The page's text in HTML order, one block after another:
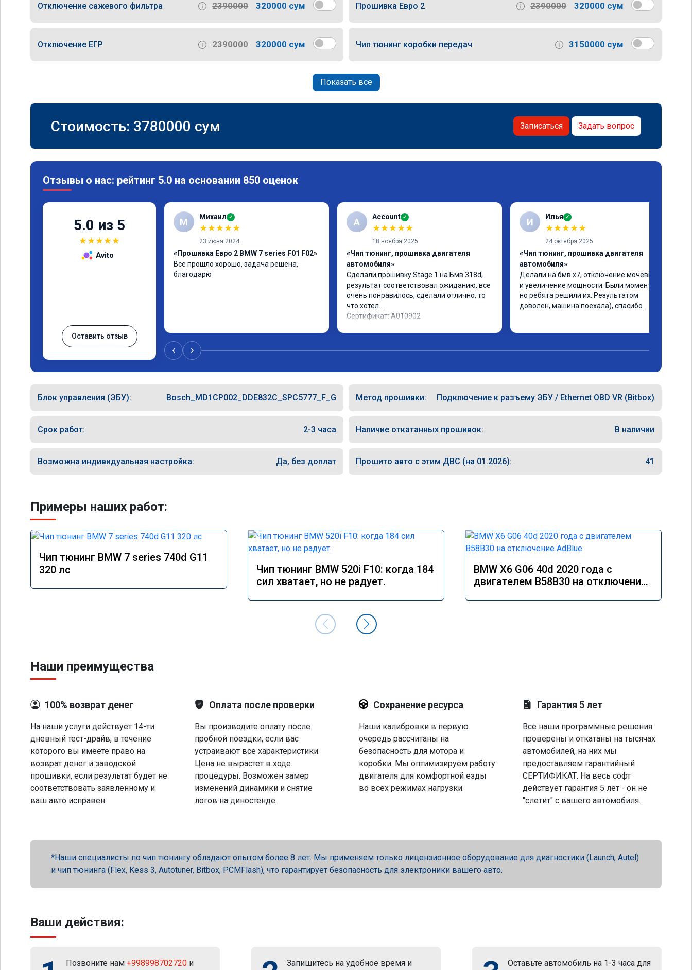
Отключение сажевого фильтра 2390000 320000 сум Прошивка Евро 2 2390000 320000 сум
Отключение ЕГР 2390000 320000 сум Чип тюнинг коробки передач 3150000 сум
Показать все
Стоимость: 3780000 сум Записаться Задать вопрос
Отзывы о нас: рейтинг 5.0 на основании 850 оценок
5.0 из 5
★★★★★
Avito
Оставить отзыв
М Михаил ✓
★★★★★
23 июня 2024
«Прошивка Евро 2 BMW 7 series F01 F02»
Все прошло хорошо, задача решена,
благодарю
A Account ✓
★★★★★
18 ноября 2025
«Чип тюнинг, прошивка двигателя
автомобиля»
Сделали прошивку Stage 1 на Бмв 318d,
результат соответствовал ожиданию, все
очень понравилось, сделали отлично, то
что хотел.
Сертификат: A010902
И Илья ✓
★★★★★
24 октября 2025
«Чип тюнинг, прошивка двигателя
автомобиля»
Делали на бмв х7, отключение мочевины
и увеличение мощности. Были моменты,
но ребята решили их. Результатом
доволен, машина поехала), спасибо.
‹ ›
Блок управления (ЭБУ): Bosch_MD1CP002_DDE832C_SPC5777_F_G Метод прошивки: Подключение к разъему ЭБУ / Ethernet OBD VR (Bitbox)
Срок работ: 2-3 часа Наличие откатанных прошивок: В наличии
Возможна индивидуальная настройка: Да, без доплат Прошито авто с этим ДВС (на 01.2026): 41
Примеры наших работ:
Чип тюнинг BMW 7 series 740d G11
320 лс
Чип тюнинг BMW 520i F10: когда 184
сил хватает, но не радует.
BMW X6 G06 40d 2020 года с
двигателем B58B30 на отключение
Наши преимущества
100% возврат денег
На наши услуги действует 14-ти
дневный тест-драйв, в течение
которого вы имеете право на
возврат денег и заводской
прошивки, если результат будет не
соответствовать заявленному и
ваш авто исправен.
Оплата после проверки
Вы производите оплату после
пробной поездки, если вас
устраивают все характеристики.
Цена не вырастет в ходе
процедуры. Возможен замер
изменений динамики и снятие
логов на диностенде.
Сохранение ресурса
Наши калибровки в первую
очередь рассчитаны на
безопасность для мотора и
коробки. Мы оптимизируем работу
двигателя для комфортной езды
во всех режимах нагрузки.
Гарантия 5 лет
Все наши программные решения
проверены и откатаны на тысячах
автомобилей, на них мы
предоставляем гарантийный
СЕРТИФИКАТ. На весь софт
действует гарантия 5 лет - он не
"слетит" с вашего автомобиля.
Наши специалисты по чип тюнингу обладают опытом более 8 лет. Мы применяем только лицензионное оборудование для диагностики (Launch, Autel)
и чип тюнинга (Flex, Kess 3, Autotuner, Bitbox, PCMFlash), что гарантирует безопасность для электроники вашего авто.
Ваши действия:
Позвоните нам +998998702720 и Запишитесь на удобное время и Оставьте автомобиль на 1-3 часа для